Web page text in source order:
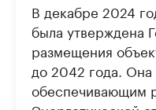
В декабре 2024
была утверждена
размещения
до 2042 года. Она
обеспечивающим